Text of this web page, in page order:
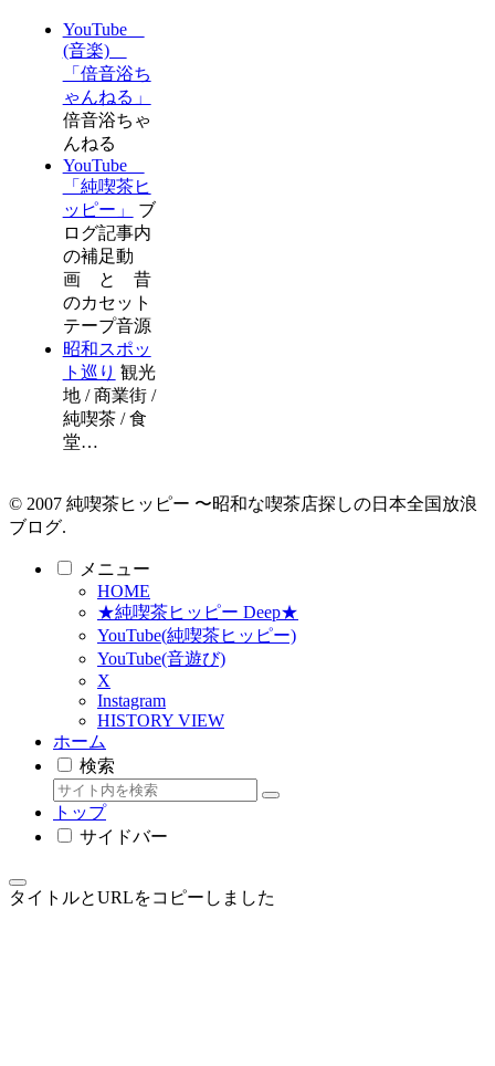
YouTube
(音楽)
「倍音浴ち
ゃんねる」
倍音浴ちゃ
んねる
YouTube
「純喫茶ヒ
ッピー」
ブ
ログ記事内
の補足動
画 と 昔
のカセット
テープ音源
昭和スポッ
ト巡り 観光
地 / 商業街 /
純喫茶 / 食
堂…
© 2007 純喫茶ヒッピー 〜昭和な喫茶店探しの日本全国放浪
ブログ.
メニュー
HOME
★純喫茶ヒッピー Deep★
YouTube(純喫茶ヒッピー)
YouTube(音遊び)
X
Instagram
HISTORY VIEW
ホーム
検索
トップ
サイドバー
タイトルとURLをコピーしました